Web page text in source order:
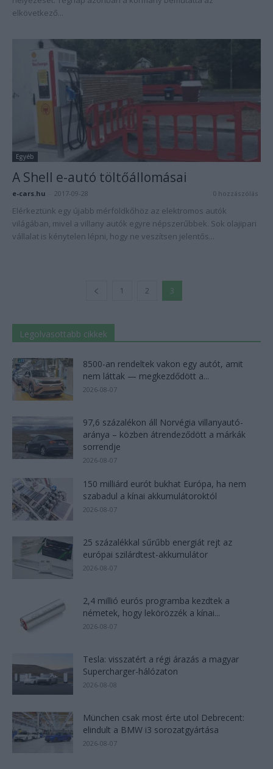
elkövetkező...
Egyéb
A Shell e-autó töltőállomásai
e-cars.hu 2017-09-28 0 hozzászólás
Elérkeztünk egy újabb mérföldkőhöz az elektromos autók
világában, mivel a villany autók egyre népszerűbbek. Sok olajipari
vállalat is kénytelen lépni, hogy ne veszítsen jelentős...
1 2 3
Legolvasottabb cikkek
8500-an rendeltek vakon egy autót, amit
nem láttak — megkezdődött a...
2026-08-07
97,6 százalékon áll Norvégia villanyautó-
aránya – közben átrendeződött a márkák
sorrendje
2026-08-07
150 milliárd eurót bukhat Európa, ha nem
szabadul a kínai akkumulátoroktól
2026-08-07
25 százalékkal sűrűbb energiát rejt az
európai szilárdtest-akkumulátor
2026-08-07
2,4 millió eurós programba kezdtek a
németek, hogy lekörözzék a kínai...
2026-08-07
Tesla: visszatért a régi árazás a magyar
Supercharger-hálózaton
2026-08-08
München csak most érte utol Debrecent:
elindult a BMW i3 sorozatgyártása
2026-08-07